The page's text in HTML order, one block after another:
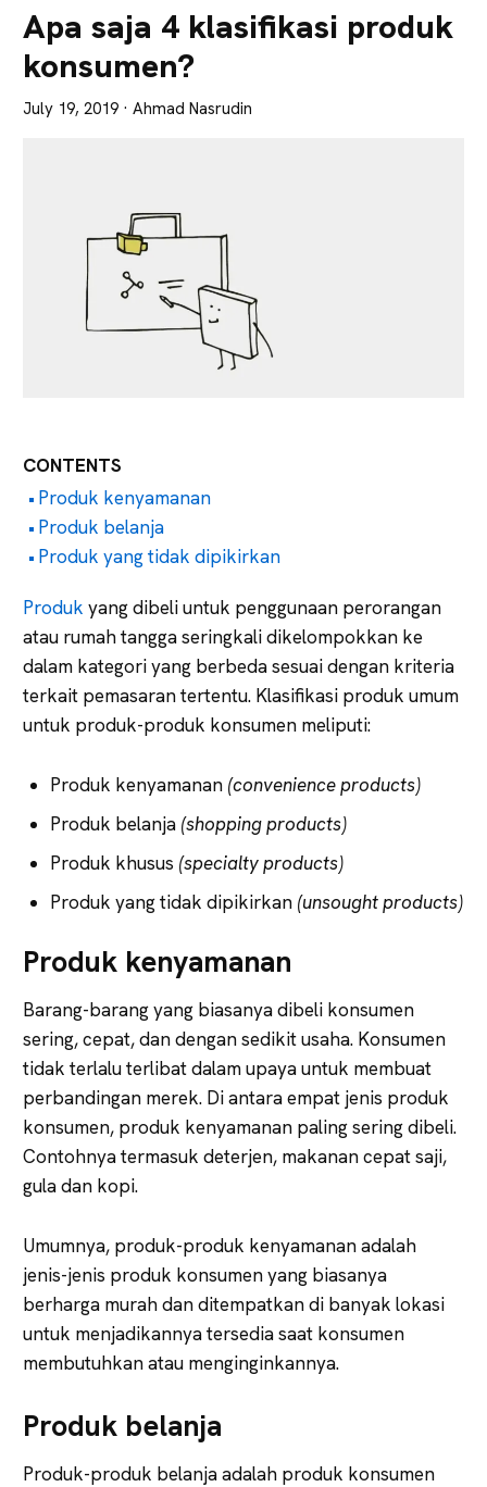
Tajam
Apa saja 4 klasifikasi produk
konsumen?
July 19, 2019 · Ahmad Nasrudin
CONTENTS
Produk kenyamanan
Produk belanja
Produk yang tidak dipikirkan
Produk yang dibeli untuk penggunaan perorangan
atau rumah tangga seringkali dikelompokkan ke
dalam kategori yang berbeda sesuai dengan kriteria
terkait pemasaran tertentu. Klasifikasi produk umum
untuk produk-produk konsumen meliputi:
Produk kenyamanan (convenience products)
Produk belanja (shopping products)
Produk khusus (specialty products)
Produk yang tidak dipikirkan (unsought products)
Produk kenyamanan
Barang-barang yang biasanya dibeli konsumen
sering, cepat, dan dengan sedikit usaha. Konsumen
tidak terlalu terlibat dalam upaya untuk membuat
perbandingan merek. Di antara empat jenis produk
konsumen, produk kenyamanan paling sering dibeli.
Contohnya termasuk deterjen, makanan cepat saji,
gula dan kopi.
Umumnya, produk-produk kenyamanan adalah
jenis-jenis produk konsumen yang biasanya
berharga murah dan ditempatkan di banyak lokasi
untuk menjadikannya tersedia saat konsumen
membutuhkan atau menginginkannya.
Produk belanja
Produk-produk belanja adalah produk konsumen